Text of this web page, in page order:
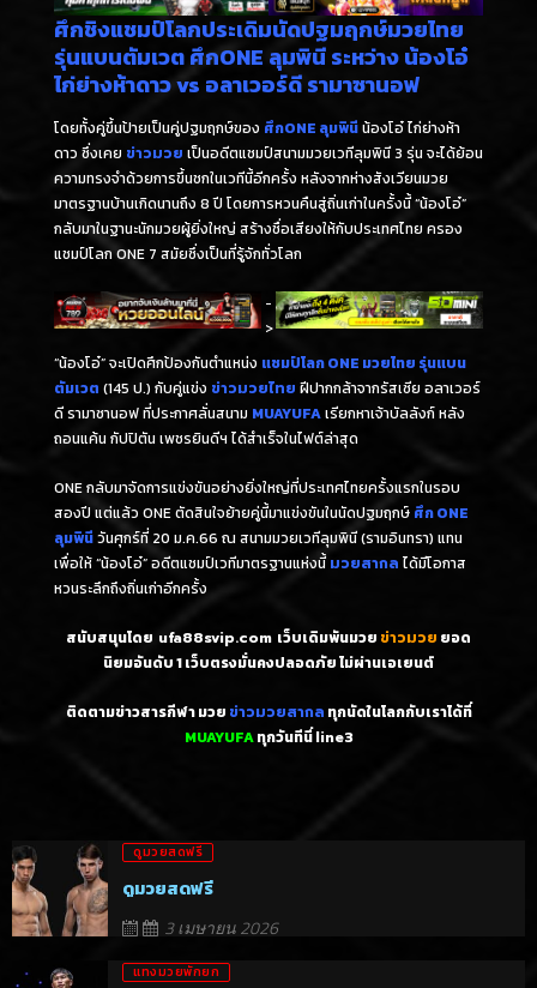
ศึกชิงแชมป์โลกประเดิมนัดปฐมฤกษ์มวยไทย
รุ่นแบนตัมเวต ศึกONE ลุมพินี ระหว่าง น้องโอ๋
ไก่ย่างห้าดาว vs อลาเวอร์ดี รามาซานอฟ
โดยทั้งคู่ขึ้นป้ายเป็นคู่ปฐมฤกษ์ของ ศึกONE ลุมพินีน้องโอ๋ ไก่ย่างห้า
ดาว ซึ่งเคย ข่าวมวย เป็นอดีตแชมป์สนามมวยเวทีลุมพินี 3 รุ่น จะได้ย้อน
ความทรงจำด้วยการขึ้นชกในเวทีนี้อีกครั้ง หลังจากห่างสังเวียนมวย
มาตรฐานบ้านเกิดนานถึง 8 ปี โดยการหวนคืนสู่ถิ่นเก่าในครั้งนี้ “น้องโอ๋”
กลับมาในฐานะนักมวยผู้ยิ่งใหญ่ สร้างชื่อเสียงให้กับประเทศไทย ครอง
แชมป์โลก ONE 7 สมัยซึ่งเป็นที่รู้จักทั่วโลก
-
>
“น้องโอ๋” จะเปิดศึกป้องกันตำแหน่ง แชมป์โลก ONE มวยไทย รุ่นแบน
ตัมเวต (145 ป.) กับคู่แข่ง ข่าวมวยไทย ฝีปากกล้าจากรัสเซีย อลาเวอร์
ดี รามาซานอฟ ที่ประกาศลั่นสนาม MUAYUFAเรียกหาเจ้าบัลลังก์ หลัง
ถอนแค้น กัปปิตัน เพชรยินดีฯ ได้สำเร็จในไฟต์ล่าสุด
ONE กลับมาจัดการแข่งขันอย่างยิ่งใหญ่ที่ประเทศไทยครั้งแรกในรอบ
สองปี แต่แล้ว ONE ตัดสินใจย้ายคู่นี้มาแข่งขันในนัดปฐมฤกษ์ ศึก ONE
ลุมพินีวันศุกร์ที่ 20 ม.ค.66 ณ สนามมวยเวทีลุมพินี (รามอินทรา) แทน
เพื่อให้ “น้องโอ๋” อดีตแชมป์เวทีมาตรฐานแห่งนี้ มวยสากล ได้มีโอกาส
หวนระลึกถึงถิ่นเก่าอีกครั้ง
สนับสนุนโดย ufa88svip.com เว็บเดิมพันมวย ข่าวมวย ยอด
นิยมอันดับ 1เว็บตรงมั่นคงปลอดภัย ไม่ผ่านเอเยนต์
ติดตามข่าวสารกีฬา มวย ข่าวมวยสากล ทุกนัดในโลกกับเราได้ที่
MUAYUFAทุกวันทีนี่line3
ดูมวยสดฟรี
ดูมวยสดฟรี
3 เมษายน 2026
แทงมวยพักยก